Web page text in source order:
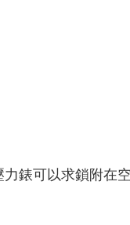
錶可以求鎖附在